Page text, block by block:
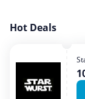
Garten,
Mobilfunk &
Mode &
Hot Deals